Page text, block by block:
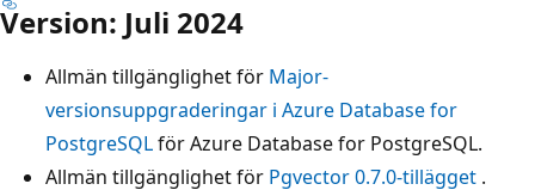
Version: Juli 2024
Allmän tillgänglighet för Major-
versionsuppgraderingar i Azure Database for
PostgreSQLför Azure Database for PostgreSQL.
Allmän tillgänglighet för Pgvector 0.7.0-tillägget .